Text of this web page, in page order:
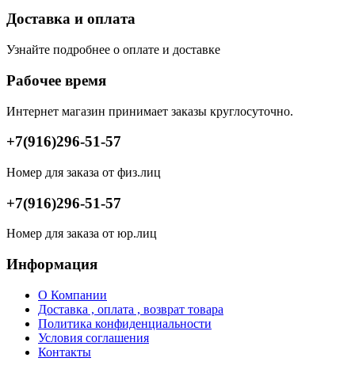
Доставка и оплата
Узнайте подробнее о оплате и доставке
Рабочее время
Интернет магазин принимает заказы круглосуточно.
+7(916)296-51-57
Номер для заказа от физ.лиц
+7(916)296-51-57
Номер для заказа от юр.лиц
Информация
О Компании
Доставка , оплата , возврат товара
Политика конфиденциальности
Условия соглашения
Контакты